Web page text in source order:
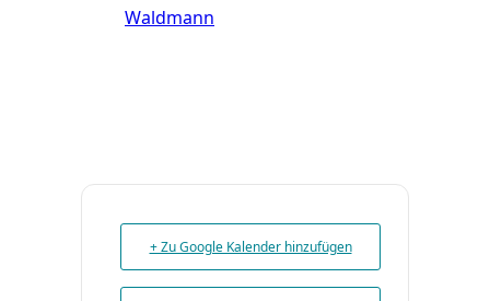
Waldmann
+ Zu Google Kalender hinzufügen